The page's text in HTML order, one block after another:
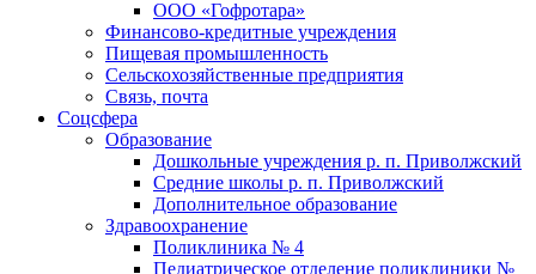
ООО «Гофротара»
Финансово-кредитные учреждения
Пищевая промышленность
Сельскохозяйственные предприятия
Связь, почта
Соцсфера
Образование
Дошкольные учреждения р. п. Приволжский
Средние школы р. п. Приволжский
Дополнительное образование
Здравоохранение
Поликлиника № 4
Педиатрическое отделение поликлиники №